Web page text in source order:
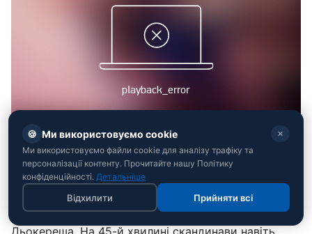
Ближче до кінця тайму Швеція перехопила
ініціативу зусиллями Ясіна Аярі та Віктора
🍪 Ми використовуємо cookie ✕
Ми використовуємо файли cookie для аналізу трафіку та
персоналізації контенту. Прочитайте нашу Політику
конфіденційності. Детальніше
Відхилити Прийняти всі